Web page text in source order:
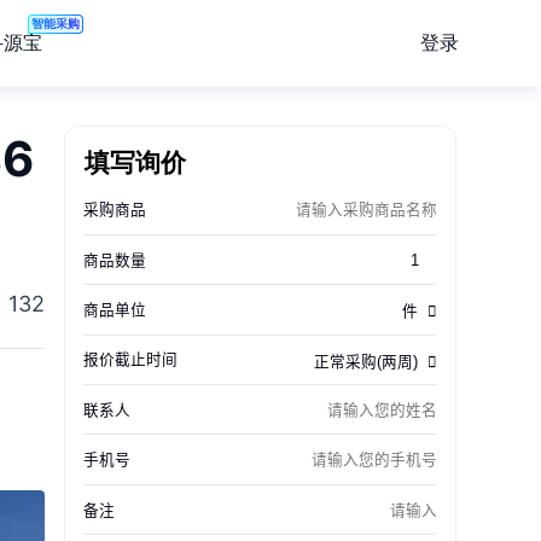
宝
智能采购
登录
132
填写询价